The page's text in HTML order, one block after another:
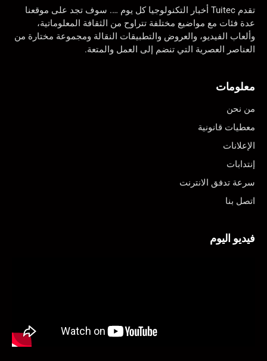
تقدم Tuitec أخبار التكنولوجيا كل يوم …. سوف تجد على موقعنا
عدة فئات مع مواضيع مختلفة تتراوح من الثقافة المعلوماتية،
وألعاب الفيديو، والعروض والتطبيقات النقالة ومجموعة مختارة من
العناصر العصرية التي تنضم إلى العمل والمتعة.
معلومات
من نحن
معطيات قانونية
الإعلانات
إنتدابات
سرعة تدفق الانترنت
اتصل بنا
فيديو اليوم